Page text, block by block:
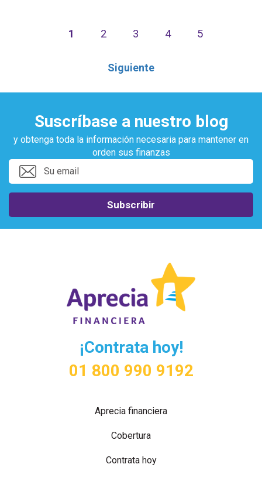
1 2 3 4 5
Siguiente
Suscríbase a nuestro blog
y obtenga toda la información necesaria para mantener en
orden sus finanzas
¡Contrata hoy!
01 800 990 9192
Aprecia financiera
Cobertura
Contrata hoy